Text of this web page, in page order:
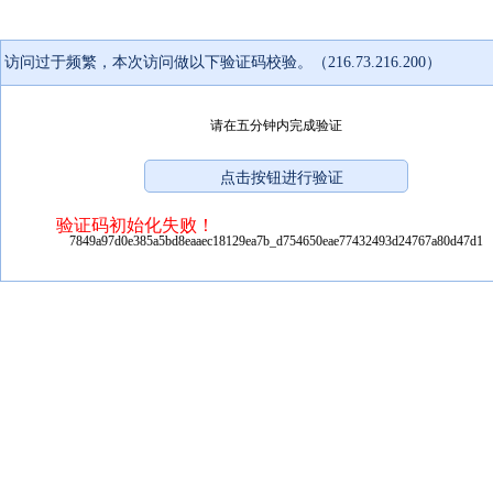
访问过于频繁，本次访问做以下验证码校验。（216.73.216.200）
请在五分钟内完成验证
验证码初始化失败！
7849a97d0e385a5bd8eaaec18129ea7b_d754650eae77432493d24767a80d47d1